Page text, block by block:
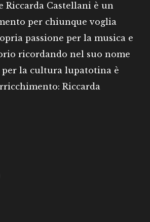
Riccarda Castellani è un
per chiunque voglia
passione per la musica e
ricordando nel suo nome
per la cultura lupatotina è
Riccarda